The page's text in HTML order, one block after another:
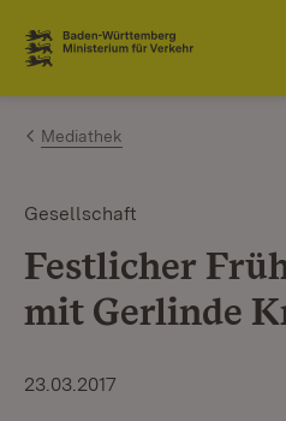
Zum Inhalt springen
Link zur Startseite
Mediathek
Gesellschaft
Festlicher
mit Gerlinde
23.03.2017